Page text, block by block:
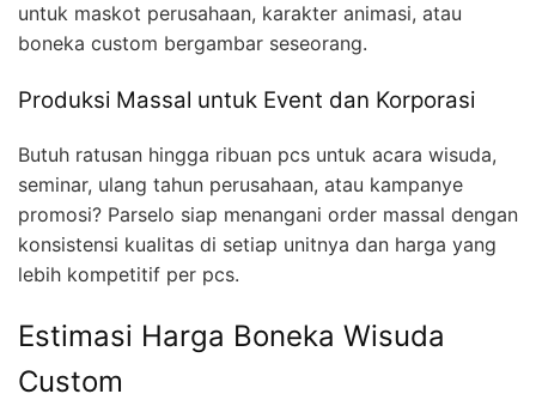
untuk maskot perusahaan, karakter animasi, atau
boneka custom bergambar seseorang.
Produksi Massal untuk Event dan Korporasi
Butuh ratusan hingga ribuan pcs untuk acara wisuda,
seminar, ulang tahun perusahaan, atau kampanye
promosi? Parselo siap menangani order massal dengan
konsistensi kualitas di setiap unitnya dan harga yang
lebih kompetitif per pcs.
Estimasi Harga Boneka Wisuda
Custom